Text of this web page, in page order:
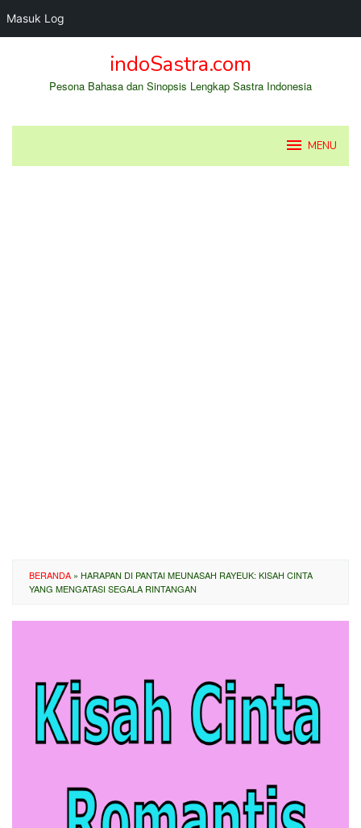
Masuk Log
indoSastra.com
Pesona Bahasa dan Sinopsis Lengkap Sastra Indonesia
MENU
BERANDA » HARAPAN DI PANTAI MEUNASAH RAYEUK: KISAH CINTA
YANG MENGATASI SEGALA RINTANGAN